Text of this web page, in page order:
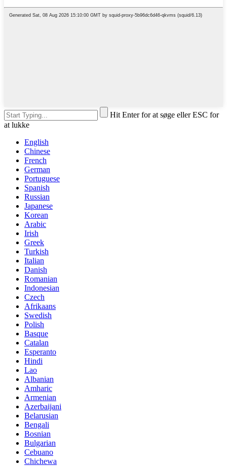
Hit Enter for at søge eller ESC for
at lukke
English
Chinese
French
German
Portuguese
Spanish
Russian
Japanese
Korean
Arabic
Irish
Greek
Turkish
Italian
Danish
Romanian
Indonesian
Czech
Afrikaans
Swedish
Polish
Basque
Catalan
Esperanto
Hindi
Lao
Albanian
Amharic
Armenian
Azerbaijani
Belarusian
Bengali
Bosnian
Bulgarian
Cebuano
Chichewa